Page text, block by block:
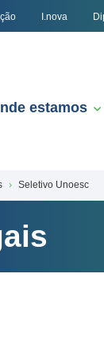
I.nova
estamos
Seletivo Unoesc